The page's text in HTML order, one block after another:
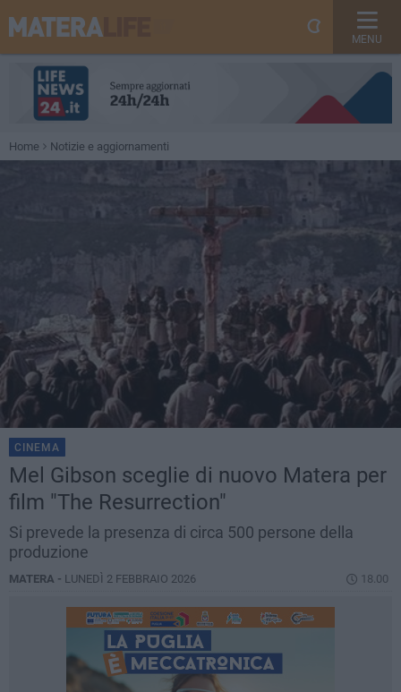
MENU
Home Notizie e aggiornamenti
CINEMA
Mel Gibson sceglie di nuovo Matera per
film "The Resurrection"
Si prevede la presenza di circa 500 persone della
produzione
MATERA - LUNEDÌ 2 FEBBRAIO 2026 18.00